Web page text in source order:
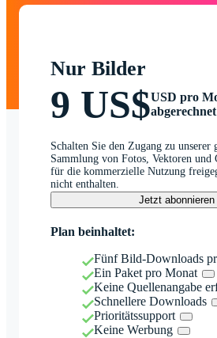
Nur Bilder
9 US$USD pro
abgerechnet
Schalten Sie den Zugang zu unserer
Sammlung von Fotos, Vektoren
für die kommerzielle Nutzung
nicht enthalten.
Jetzt abonnieren
Plan beinhaltet:
Fünf Bild-Downloads
Ein Paket pro Monat
Keine Quellenangabe
Schnellere Downloads
Prioritätssupport
Keine Werbung